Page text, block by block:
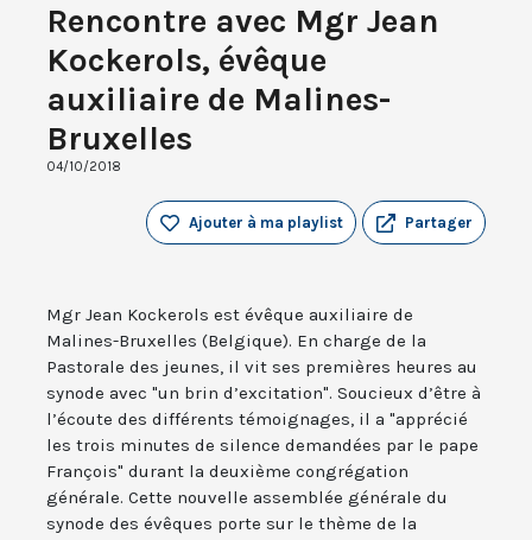
Rencontre avec Mgr Jean
Kockerols, évêque
auxiliaire de Malines-
Bruxelles
04/10/2018
Partager
Ajouter à ma playlist
Mgr Jean Kockerols est évêque auxiliaire de
Malines-Bruxelles (Belgique). En charge de la
Pastorale des jeunes, il vit ses premières heures au
synode avec "un brin d’excitation". Soucieux d’être à
l’écoute des différents témoignages, il a "apprécié
les trois minutes de silence demandées par le pape
François" durant la deuxième congrégation
générale. Cette nouvelle assemblée générale du
synode des évêques porte sur le thème de la